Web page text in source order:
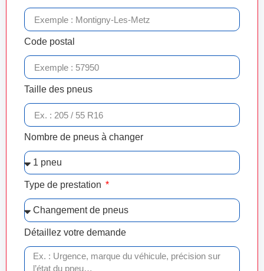
Code postal
Taille des pneus
Nombre de pneus à changer
Type de prestation
Détaillez votre demande